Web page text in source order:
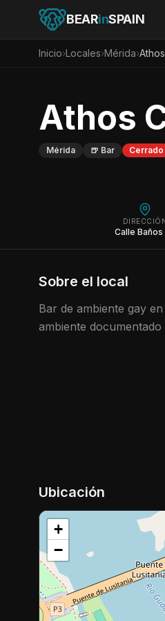
BEARinSPAIN
Inicio›Locales›Mérida›
Athos
Mérida 🍺 Bar Cerrado
Calle Baños
Sobre el local
Bar de ambiente gay
ambiente
Ubicación
+
−